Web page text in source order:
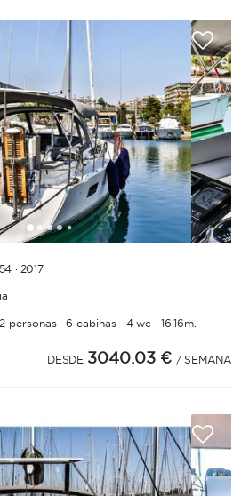
12345 6789 1011
· 2017
personas·6 cabinas· 4 wc ·16.16m.
DESDE 3040.03 € / SEMANA